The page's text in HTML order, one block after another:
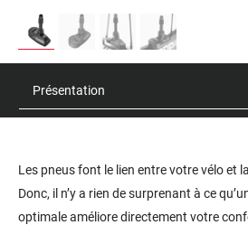
Présentation
Les pneus font le lien entre votre vélo et
Donc, il n’y a rien de surprenant à ce
optimale améliore directement votre